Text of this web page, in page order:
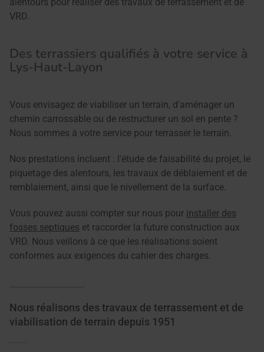
VRD.
Des terrassiers qualifiés à votre service à
Lys-Haut-Layon
Vous envisagez de viabiliser un terrain, d'aménager un
chemin carrossable ou de restructurer un sol en pente ?
Nous sommes à votre service pour terrasser le terrain.
Nos prestations incluent : l'étude de faisabilité du projet, le
piquetage des alentours, les travaux de déblaiement et de
remblaiement, ainsi que le nivellement de la surface.
Vous pouvez aussi compter sur nous pour installer des
fosses septiques et raccorder la future construction aux
VRD. Nous veillons à ce que les réalisations soient
conformes aux exigences du cahier des charges.
Nous réalisons des travaux de terrassement et de
viabilisation de terrain depuis 1951